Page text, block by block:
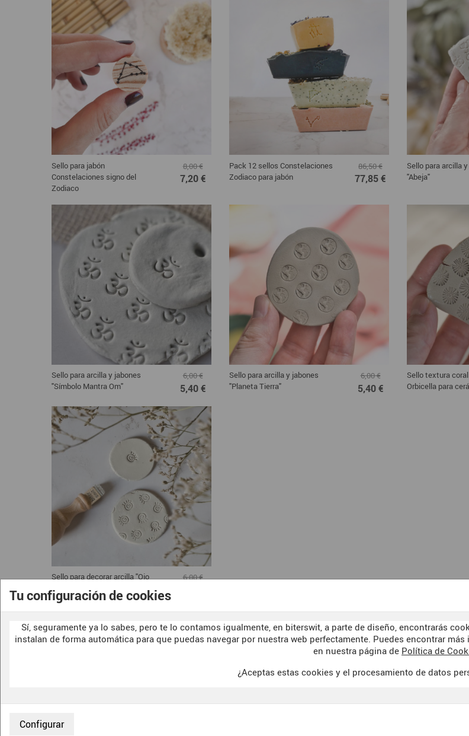
Tu configuración de cookies
Sí, seguramente ya lo sabes, pero te lo contamos igualmente, en biterswit, a parte de diseño, encontrarás
instalan de forma automática para que puedas navegar por nuestra web perfectamente. Puedes encontrar
en nuestra página de Política de
¿Aceptas estas cookies y el procesamiento de datos
Sello para jabón
Constelaciones signo del
Zodiaco
8,00 €
7,20 €
Pack 12 sellos Constelaciones
Zodiaco para jabón
86,50 €
77,85 €
Sello para arcilla
"Abeja"
Sello para arcilla y jabones
"Símbolo Mantra Om"
6,00 €
5,40 €
Sello para arcilla y jabones
"Planeta Tierra"
6,00 €
5,40 €
Sello textura
Orbicella para
Sello para decorar arcilla "Ojo
Turco"
6,00 €
Mostrando 1-13 de 13 artículo(s)
SOBRE NOSOTRAS
CONDICIONES DE VENTA
POLÍTICA DE COOKIES